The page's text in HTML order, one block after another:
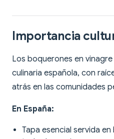
Importancia
Los boquerones en
culinaria española, con
atrás en las comunidades
En España:
Tapa esencial servida